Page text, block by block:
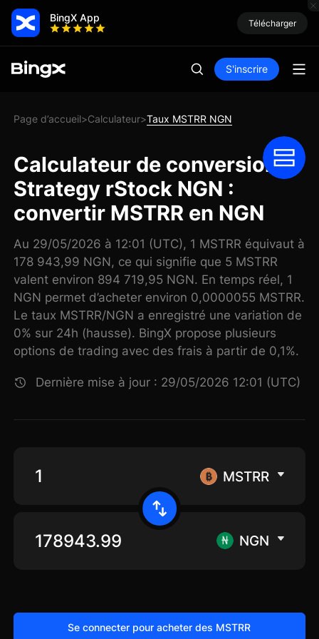
BingX App Télécharger
S'inscrire
Page d’accueil>Calculateur>Taux MSTRR NGN
Calculateur de conversion
Strategy rStock NGN :
convertir MSTRR en NGN
Au 29/05/2026 à 12:01 (UTC), 1 MSTRR équivaut à
178 943,99 NGN, ce qui signifie que 5 MSTRR
valent environ 894 719,95 NGN. En temps réel, 1
NGN permet d’acheter environ 0,0000055 MSTRR.
Le taux MSTRR/NGN a enregistré une variation de
0% sur 24h (hausse). BingX propose plusieurs
options de trading avec des frais à partir de 0,1%.
Dernière mise à jour : 29/05/2026 12:01 (UTC)
MSTRR
NGN
Se connecter pour acheter des MSTRR